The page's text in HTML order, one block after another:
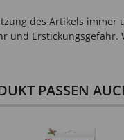
des Artikels
und
PASSEN